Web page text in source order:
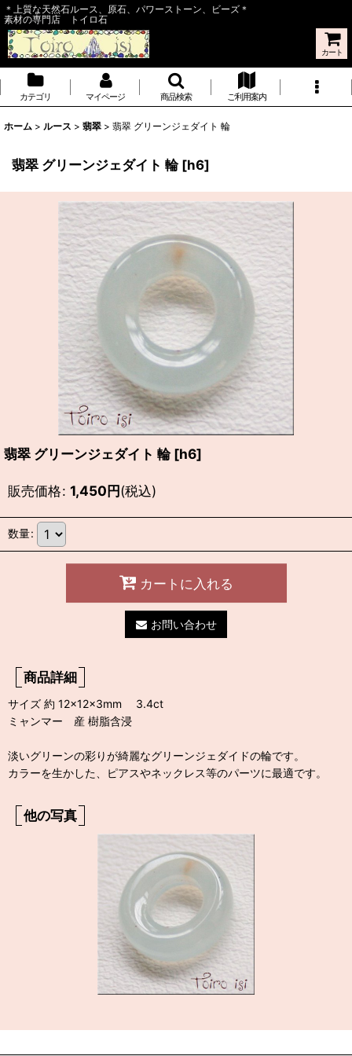
＊上質な天然石ルース、原石、パワーストーン、ビーズ＊
素材の専門店 トイロ石
カート
カテゴリ マイページ 商品検索 ご利用案内
ホーム > ルース > 翡翠 > 翡翠 グリーンジェダイト 輪
翡翠 グリーンジェダイト 輪 [h6]
翡翠 グリーンジェダイト 輪 [h6]
販売価格: 1,450円(税込)
数量:
カートに入れる
お問い合わせ
商品詳細
サイズ 約 12×12×3mm 3.4ct
ミャンマー 産 樹脂含浸
淡いグリーンの彩りが綺麗なグリーンジェダイドの輪です。
カラーを生かした、ピアスやネックレス等のパーツに最適です。
他の写真